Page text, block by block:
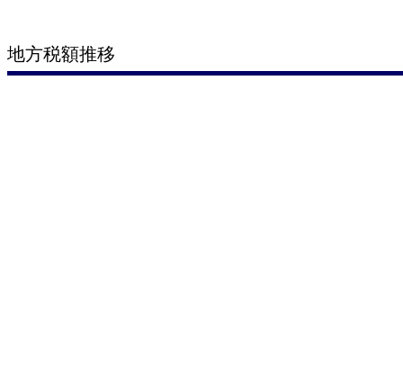
地方税額推移